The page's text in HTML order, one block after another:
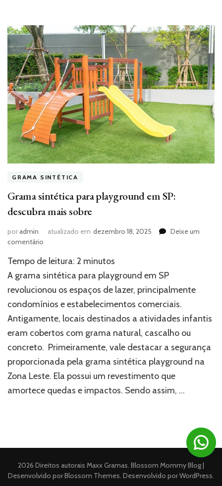
GRAMA SINTÉTICA
Grama sintética para playground em SP:
descubra mais sobre
poradmin atualizado em dezembro 18, 2025
Deixe um
comentário
sintética
para
em
SP:
descubra
mais
sobre
Tempo de leitura: 2 minutos
A grama sintética para playground em SP
revolucionou os espaços de lazer, principalmente
condomínios e estabelecimentos comerciais.
Antigamente, locais destinados a atividades infantis
eram cobertos com grama natural, cascalho ou
concreto. Primeiramente, vale destacar a segurança
proporcionada pela grama sintética playground na
Zona Leste. Ela possui um revestimento que
amortece quedas e impactos. Sendo assim, …
2026 Direitos autorais Maxx Gramas. Blossom Mommy Blog |
Desenvolvido porBlossom Themes. Desenvolvido porWordPress.